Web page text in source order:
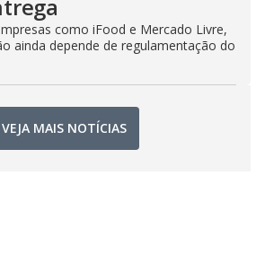
como iFood e Mercado Livre,
ainda depende de regulamentação do
VEJA MAIS NOTÍCIAS